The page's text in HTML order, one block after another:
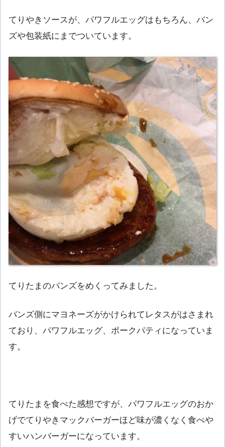
てりやきソースが、パワフルエッグはもちろん、バン
ズや包装紙にまでついています。
てりたまのバンズをめくってみました。
バンズ側にマヨネーズがかけられてレタスがはさまれ
ており、パワフルエッグ、ポークパティになっていま
す。
てりたまを食べた感想ですが、パワフルエッグのおか
げでてりやきマックバーガーほど味が濃くなく食べや
すいハンバーガーになっています。